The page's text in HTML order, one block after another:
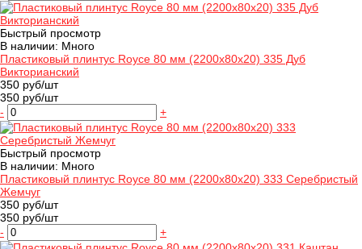
Быстрый просмотр
В наличии: Много
Пластиковый плинтус Royce 80 мм (2200x80x20) 335 Дуб
Викторианский
350 руб/шт
350 руб/шт
-
+
Быстрый просмотр
В наличии: Много
Пластиковый плинтус Royce 80 мм (2200x80x20) 333 Серебристый
Жемчуг
350 руб/шт
350 руб/шт
-
+